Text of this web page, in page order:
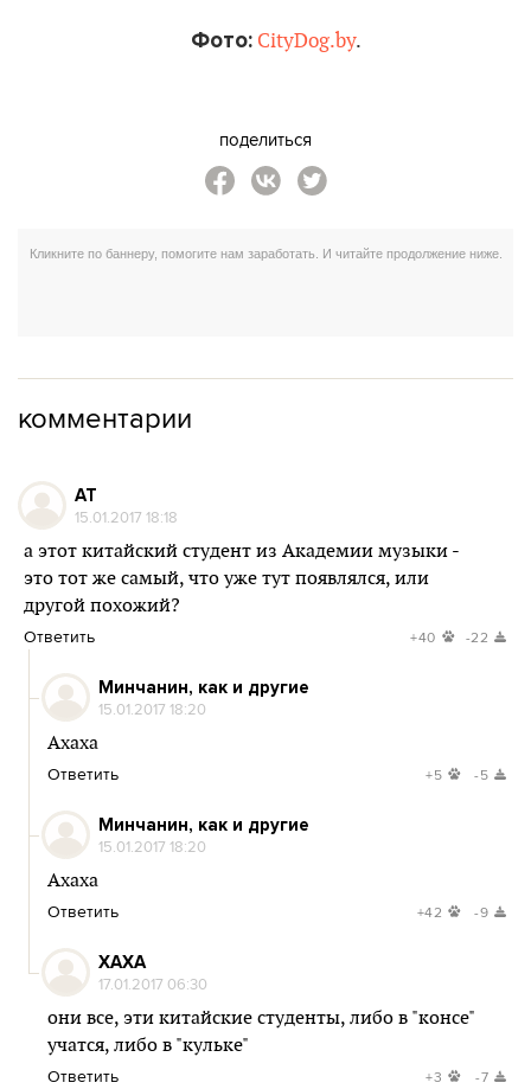
Фото: CityDog.by.
поделиться
комментарии
AT
15.01.2017 18:18
а этот китайский студент из Академии музыки -
это тот же самый, что уже тут появлялся, или
другой похожий?
Ответить +40 -22
Минчанин, как и другие
15.01.2017 18:20
Ахаха
Ответить +5 -5
Минчанин, как и другие
15.01.2017 18:20
Ахаха
Ответить +42 -9
ХАХА
17.01.2017 06:30
они все, эти китайские студенты, либо в "консе"
учатся, либо в "кульке"
Ответить +3 -7